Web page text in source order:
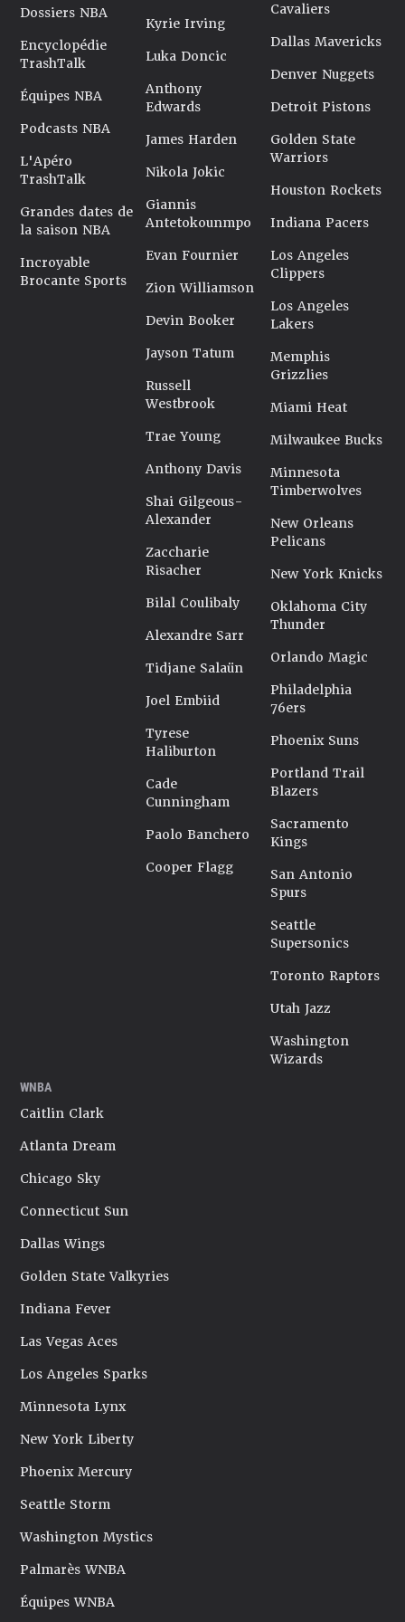
Dossiers NBA
Encyclopédie
TrashTalk
Équipes NBA
Podcasts NBA
L'Apéro
TrashTalk
Grandes dates de
la saison NBA
Incroyable
Brocante Sports
Kyrie Irving
Luka Doncic
Anthony
Edwards
James Harden
Nikola Jokic
Giannis
Antetokounmpo
Evan Fournier
Zion Williamson
Devin Booker
Jayson Tatum
Russell
Westbrook
Trae Young
Anthony Davis
Shai Gilgeous-
Alexander
Zaccharie
Risacher
Bilal Coulibaly
Alexandre Sarr
Tidjane Salaün
Joel Embiid
Tyrese
Haliburton
Cade
Cunningham
Paolo Banchero
Cooper Flagg
Cavaliers
Dallas Mavericks
Denver Nuggets
Detroit Pistons
Golden State
Warriors
Houston Rockets
Indiana Pacers
Los Angeles
Clippers
Los Angeles
Lakers
Memphis
Grizzlies
Miami Heat
Milwaukee Bucks
Minnesota
Timberwolves
New Orleans
Pelicans
New York Knicks
Oklahoma City
Thunder
Orlando Magic
Philadelphia
76ers
Phoenix Suns
Portland Trail
Blazers
Sacramento
Kings
San Antonio
Spurs
Seattle
Supersonics
Toronto Raptors
Utah Jazz
Washington
Wizards
WNBA
Caitlin Clark
Atlanta Dream
Chicago Sky
Connecticut Sun
Dallas Wings
Golden State Valkyries
Indiana Fever
Las Vegas Aces
Los Angeles Sparks
Minnesota Lynx
New York Liberty
Phoenix Mercury
Seattle Storm
Washington Mystics
Palmarès WNBA
Équipes WNBA